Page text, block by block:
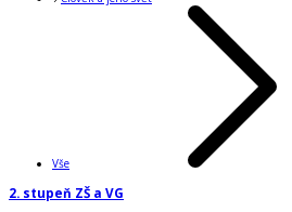
Vše
2. stupeň ZŠ a VG